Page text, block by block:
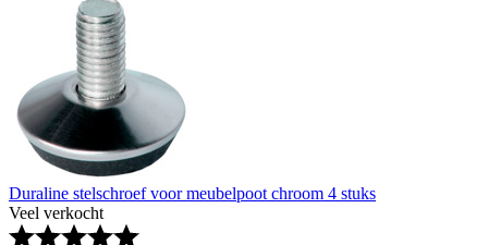
Duraline stelschroef voor meubelpoot chroom 4 stuks
Veel verkocht